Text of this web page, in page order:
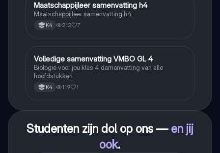
Maatschappijleer
Maatschappijleer samenvatting h4
Maatschappijleer samenvatting h4
K4 212 7
Biologie
Volledige samenvatting VMBO GL 4
Biologie voor jou klas 4 damenvatting van alle
hoofdstukken
K4 119 1
Studenten zijn dol op ons — en jij
ook.